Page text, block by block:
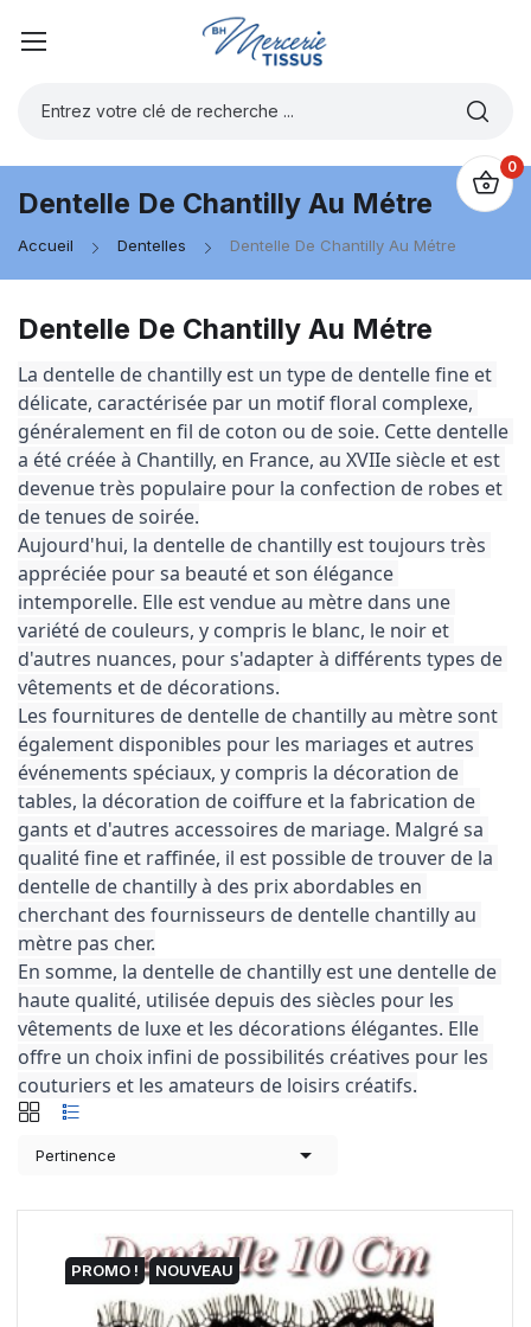
0
Dentelle De Chantilly Au Métre
Accueil Dentelles Dentelle De Chantilly Au Métre
Dentelle De Chantilly Au Métre
La dentelle de chantilly est un type de dentelle fine et
délicate, caractérisée par un motif floral complexe,
généralement en fil de coton ou de soie. Cette dentelle
a été créée à Chantilly, en France, au XVIIe siècle et est
devenue très populaire pour la confection de robes et
de tenues de soirée.
Aujourd'hui, la dentelle de chantilly est toujours très
appréciée pour sa beauté et son élégance
intemporelle. Elle est vendue au mètre dans une
variété de couleurs, y compris le blanc, le noir et
d'autres nuances, pour s'adapter à différents types de
vêtements et de décorations.
Les fournitures de dentelle de chantilly au mètre sont
également disponibles pour les mariages et autres
événements spéciaux, y compris la décoration de
tables, la décoration de coiffure et la fabrication de
gants et d'autres accessoires de mariage. Malgré sa
qualité fine et raffinée, il est possible de trouver de la
dentelle de chantilly à des prix abordables en
cherchant des fournisseurs de dentelle chantilly au
mètre pas cher.
En somme, la dentelle de chantilly est une dentelle de
haute qualité, utilisée depuis des siècles pour les
vêtements de luxe et les décorations élégantes. Elle
offre un choix infini de possibilités créatives pour les
couturiers et les amateurs de loisirs créatifs.
Pertinence 
PROMO ! NOUVEAU